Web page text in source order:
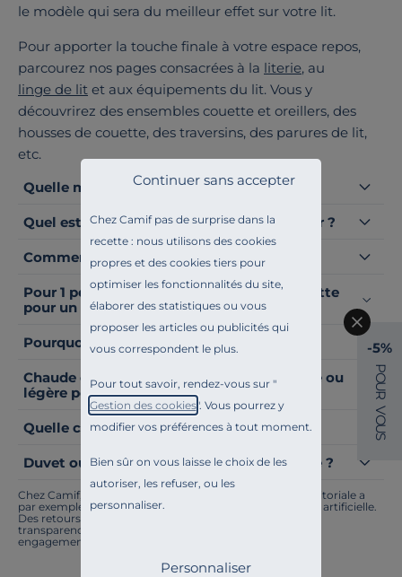
Chez Camif pas de surprise dans la
recette : nous utilisons des cookies
propres et des cookies tiers pour
optimiser les fonctionnalités du site,
élaborer des statistiques ou vous
proposer les articles ou publicités qui
vous correspondent le plus.
Pour tout savoir, rendez-vous sur "
Gestion des cookies". Vous pourrez y
modifier vos préférences à tout moment.
Bien sûr on vous laisse le choix de les
autoriser, les refuser, ou les
personnaliser.
Continuer sans accepter
Personnaliser
le modèle qui sera du meilleur effet sur votre lit.
Pour apporter la touche finale à votre espace repos,
parcourez nos pages consacrées à la literie, au
linge de lit et aux équipements du lit. Vous y
découvrirez des ensembles couette et oreillers, des
housses de couette, des traversins, des parures de lit,
etc.
Quelle matière pour une couette ?
Quel est le meilleur type de couette à avoir ?
Comment choisir la taille de la couette ?
Pour 1 personne ou 2 : quelle taille de couette
pour un lit de 140 par 190 ?
Pourquoi acheter une couette ?
Chaude et gonflante pour l'hiver, tempérée ou
légère pour l'été : quelle couette choisir ?
Quelle couette pour un lit 160x200 ?
Duvet ou plumette, quelle est la différence ?
Chez Camif, on innove en permanence. Notre équipe éditoriale a
par exemple généré cette page à l'aide d'une intelligence artificielle.
Des retours ? Nous sommes à l'écoute. Tout comme la
transparence, l'amélioration continue fait partie de nos
engagements.
-5%
P
O
U
R
V
O
U
S